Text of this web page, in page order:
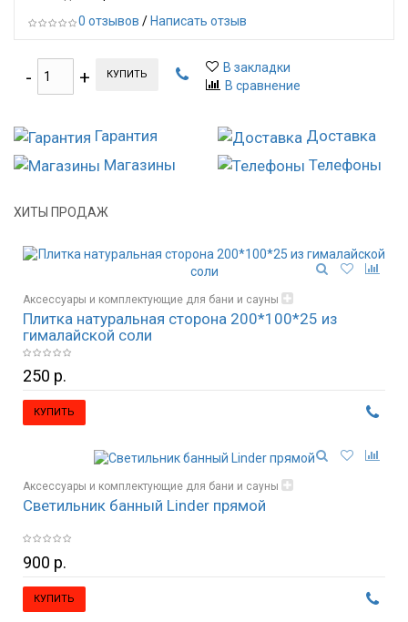
0 отзывов / Написать отзыв
КУПИТЬ
В закладки
В сравнение
Гарантия
Доставка
Магазины
Телефоны
ХИТЫ ПРОДАЖ
Аксессуары и комплектующие для бани и сауны
Гималайская соль и изделия из соли
Плитка натуральная сторона 200*100*25 из
гималайской соли
250 р.
КУПИТЬ
Аксессуары и комплектующие для бани и сауны
Освещение, светильники
Светильник банный Linder прямой
900 р.
КУПИТЬ